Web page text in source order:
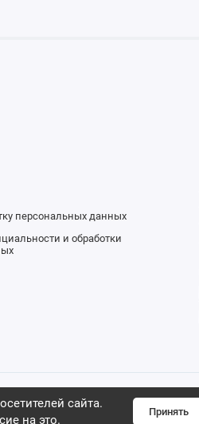
сайта.
на это.
Принять
персональных данных
и обработки